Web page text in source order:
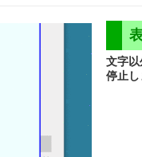
文字
停止